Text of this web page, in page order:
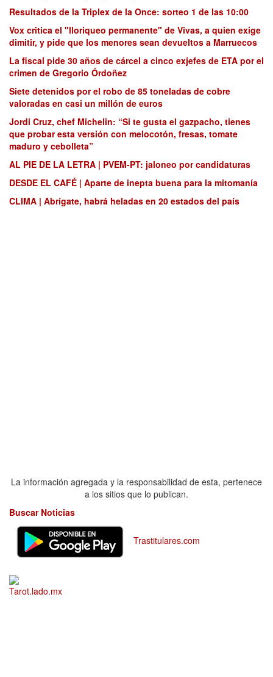
Resultados de la Triplex de la Once: sorteo 1 de las 10:00
Vox critica el "lloriqueo permanente" de Vivas, a quien exige
dimitir, y pide que los menores sean devueltos a Marruecos
La fiscal pide 30 años de cárcel a cinco exjefes de ETA por el
crimen de Gregorio Órdoñez
Siete detenidos por el robo de 85 toneladas de cobre
valoradas en casi un millón de euros
Jordi Cruz, chef Michelin: “Si te gusta el gazpacho, tienes
que probar esta versión con melocotón, fresas, tomate
maduro y cebolleta”
AL PIE DE LA LETRA | PVEM-PT: jaloneo por candidaturas
DESDE EL CAFÉ | Aparte de inepta buena para la mitomanía
CLIMA | Abrígate, habrá heladas en 20 estados del país
La información agregada y la responsabilidad de esta, pertenece
a los sitios que lo publican.
Buscar Noticias
Trastitulares.com
Tarot.lado.mx